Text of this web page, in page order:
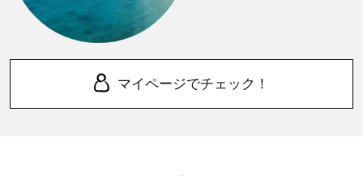
マイページでチェック！